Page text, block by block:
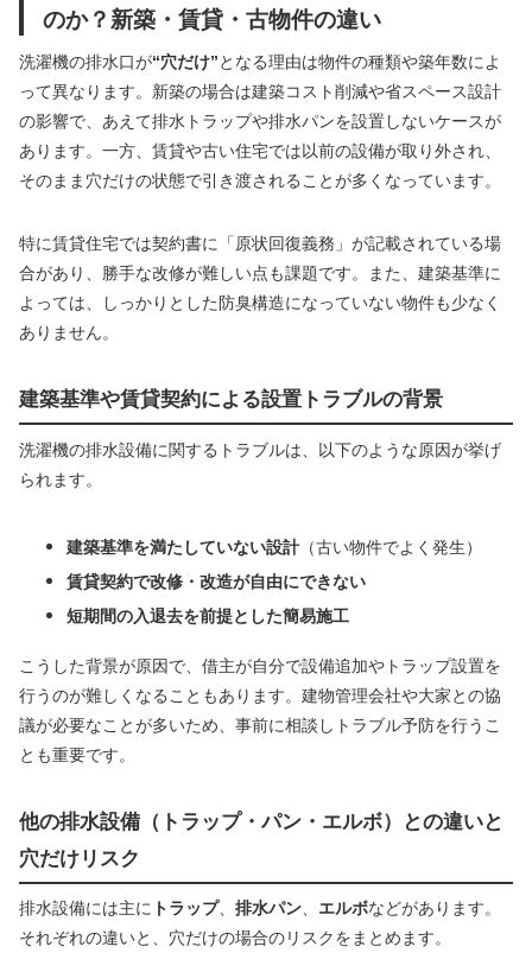
のか？新築・賃貸・古物件の違い
洗濯機の排水口が“穴だけ”となる理由は物件の種類や築年数によ
って異なります。新築の場合は建築コスト削減や省スペース設計
の影響で、あえて排水トラップや排水パンを設置しないケースが
あります。一方、賃貸や古い住宅では以前の設備が取り外され、
そのまま穴だけの状態で引き渡されることが多くなっています。
特に賃貸住宅では契約書に「原状回復義務」が記載されている場
合があり、勝手な改修が難しい点も課題です。また、建築基準に
よっては、しっかりとした防臭構造になっていない物件も少なく
ありません。
建築基準や賃貸契約による設置トラブルの背景
洗濯機の排水設備に関するトラブルは、以下のような原因が挙げ
られます。
建築基準を満たしていない設計 （古い物件でよく発生）
賃貸契約で改修・改造が自由にできない
短期間の入退去を前提とした簡易施工
こうした背景が原因で、借主が自分で設備追加やトラップ設置を
行うのが難しくなることもあります。建物管理会社や大家との協
議が必要なことが多いため、事前に相談しトラブル予防を行うこ
とも重要です。
他の排水設備（トラップ・パン・エルボ）との違いと
穴だけリスク
排水設備には主に トラップ、 排水パン エルボなどがあります。
それぞれの違いと、穴だけの場合のリスクをまとめます。